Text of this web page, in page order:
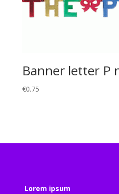
Banner letter P
€0.75
Lorem ipsum